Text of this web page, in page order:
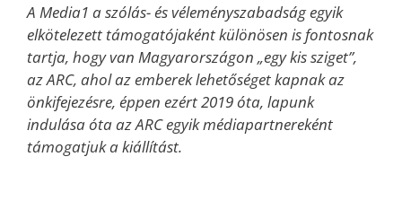
A Media1 a szólás- és véleményszabadság egyik
elkötelezett támogatójaként különösen is fontosnak
tartja, hogy van Magyarországon „egy kis sziget”,
az ARC, ahol az emberek lehetőséget kapnak az
önkifejezésre, éppen ezért 2019 óta, lapunk
indulása óta az ARC egyik médiapartnereként
támogatjuk a kiállítást.